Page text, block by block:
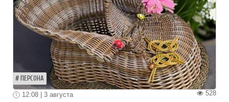
ПЕРСОНА
528
12:08 | 3 августа